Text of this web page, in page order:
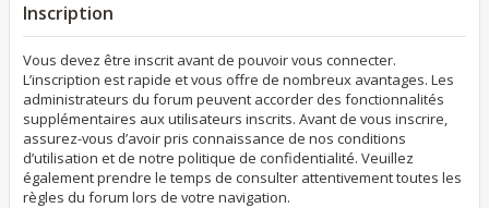
Inscription
Vous devez être inscrit avant de pouvoir vous connecter.
L’inscription est rapide et vous offre de nombreux avantages. Les
administrateurs du forum peuvent accorder des fonctionnalités
supplémentaires aux utilisateurs inscrits. Avant de vous inscrire,
assurez-vous d’avoir pris connaissance de nos conditions
d’utilisation et de notre politique de confidentialité. Veuillez
également prendre le temps de consulter attentivement toutes les
règles du forum lors de votre navigation.